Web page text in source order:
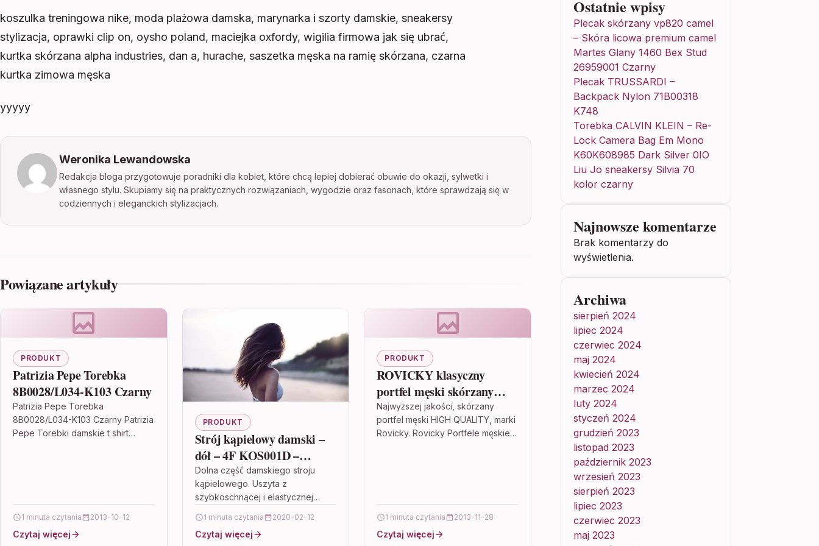
koszulka treningowa nike, moda plażowa damska, marynarka i szorty damskie, sneakersy
stylizacja, oprawki clip on, oysho poland, maciejka oxfordy, wigilia firmowa jak się ubrać,
kurtka skórzana alpha industries, dan a, hurache, saszetka męska na ramię skórzana, czarna
kurtka zimowa męska
yyyyy
Weronika Lewandowska
Redakcja bloga przygotowuje poradniki dla kobiet, które chcą lepiej dobierać obuwie do okazji, sylwetki i
własnego stylu. Skupiamy się na praktycznych rozwiązaniach, wygodzie oraz fasonach, które sprawdzają się w
codziennych i eleganckich stylizacjach.
Powiązane artykuły
PRODUKT
Patrizia Pepe Torebka
8B0028/L034-K103 Czarny
Patrizia Pepe Torebka
8B0028/L034-K103 Czarny Patrizia
Pepe Torebki damskie t shirt
1 minuta czytania 2013-10-12
Czytaj więcej
PRODUKT
Strój kąpielowy damski –
dół – 4F KOS001D –
koralowy (H4L21
KOS001D-63S 3XL)
Dolna część damskiego stroju
kąpielowego. Uszyta z
szybkoschnącej i elastycznej
sprawdza w wodnych
aktywnościach. 4F Stroje
1 minuta czytania 2020-02-12
Czytaj więcej
PRODUKT
ROVICKY klasyczny
portfel męski skórzany
RFID stop D104L-VT2
BLACK-BLUE
Najwyższej jakości, skórzany
portfel męski HIGH QUALITY, marki
Rovicky. Rovicky Portfele męskie
1 minuta czytania 2013-11-28
Czytaj więcej
Ostatnie wpisy
Plecak skórzany vp820 camel
– Skóra licowa premium camel
Martes Glany 1460 Bex Stud
26959001 Czarny
Plecak TRUSSARDI –
Backpack Nylon 71B00318
K748
Torebka CALVIN KLEIN – Re-
Lock Camera Bag Em Mono
K60K608985 Dark Silver 0IO
Liu Jo sneakersy Silvia 70
kolor czarny
Najnowsze komentarze
Brak komentarzy do
wyświetlenia.
Archiwa
sierpień 2024
lipiec 2024
czerwiec 2024
maj 2024
kwiecień 2024
marzec 2024
luty 2024
styczeń 2024
grudzień 2023
listopad 2023
październik 2023
wrzesień 2023
sierpień 2023
lipiec 2023
czerwiec 2023
maj 2023